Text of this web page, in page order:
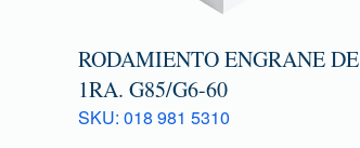
RODAMIENTO ENGRANE DE
1RA. G85/G6-60
SKU: 018 981 5310